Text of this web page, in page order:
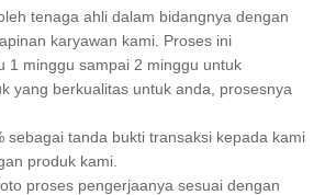
tenaga ahli dalam bidangnya dengan
karyawan kami. Proses ini
1 minggu sampai 2 minggu untuk
yang berkualitas untuk anda, prosesnya
sebagai tanda bukti transaksi kepada kami
produk kami.
proses pengerjaanya sesuai dengan